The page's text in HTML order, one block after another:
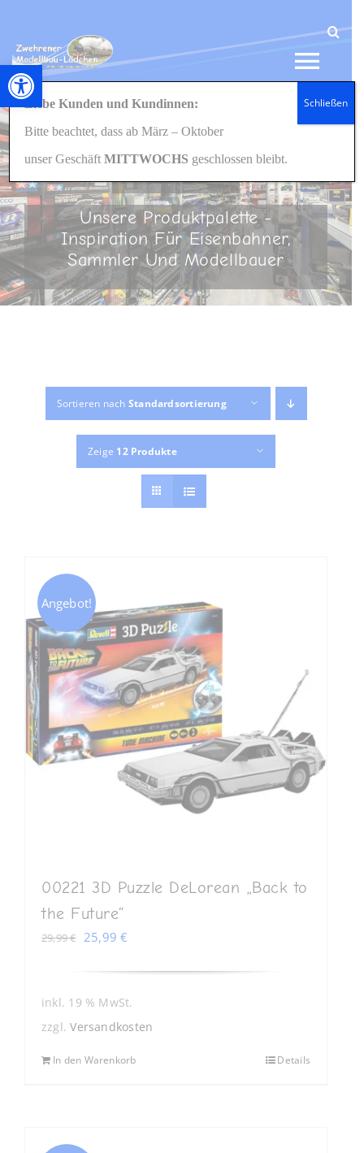
Werkzeugleiste öffnen
springen
HOME
NEWS
SHOP
GESCHENKIDEEN
MEIN KONTO
ONLINE SHOP
Unsere Produktpalette -
Inspiration Für Eisenbahner,
Sammler Und Modellbauer
Sortieren nach Standardsortierung
Zeige 12 Produkte
Angebot!
00221 3D Puzzle DeLorean „Back to
the Future“
29,99€ Ursprünglicher
war:
29,99 €
25,99€
ist:
25,99 €.
inkl. 19 % MwSt.
zzgl.Versandkosten
In den Warenkorb Details
Liebe Kunden und Kundinnen:
Bitte beachtet, dass ab März – Oktober
unser GeschäftMITTWOCHS geschlossen bleibt.
Schließen